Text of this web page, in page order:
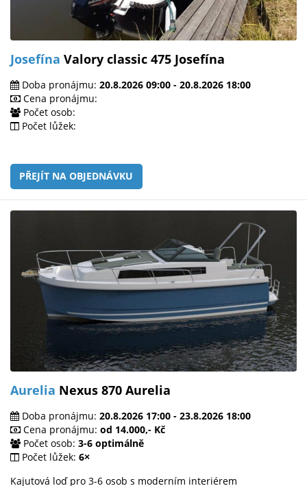
Josefína Valory classic 475 Josefína
Doba pronájmu: 20.8.2026 09:00 - 20.8.2026 18:00
Cena pronájmu:
Počet osob:
Počet lůžek:
PŘEJÍT NA OBJEDNÁVKU
Aurelia Nexus 870 Aurelia
Doba pronájmu: 20.8.2026 17:00 - 23.8.2026 18:00
Cena pronájmu: od 14.000,- Kč
Počet osob: 3-6 optimálně
Počet lůžek: 6×
Kajutová loď pro 3-6 osob s moderním interiérem